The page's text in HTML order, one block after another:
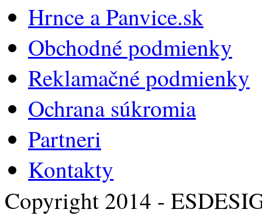
Hrnce a Panvice.sk
Obchodné podmienky
Reklamačné podmienky
Ochrana súkromia
Partneri
Kontakty
Copyright 2014 -